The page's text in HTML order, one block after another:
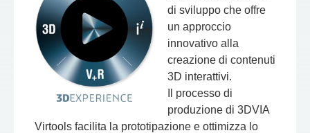
di sviluppo che offre
un approccio
innovativo alla
creazione di contenuti
3D interattivi.
Il processo di
produzione di 3DVIA
Virtools facilita la prototipazione e ottimizza lo